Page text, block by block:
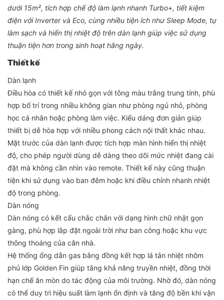
dưới 15m², tích hợp chế độ làm lạnh nhanh Turbo+, tiết kiệm
điện với Inverter và Eco, cùng nhiều tiện ích như Sleep Mode, tự
làm sạch và hiển thị nhiệt độ trên dàn lạnh giúp việc sử dụng
thuận tiện hơn trong sinh hoạt hằng ngày.
Thiết kế
Dàn lạnh
Điều hòa có thiết kế nhỏ gọn với tông màu trắng trung tính, phù
hợp bố trí trong nhiều không gian như phòng ngủ nhỏ, phòng
học cá nhân hoặc phòng làm việc. Kiểu dáng đơn giản giúp
thiết bị dễ hòa hợp với nhiều phong cách nội thất khác nhau.
Mặt trước của dàn lạnh được tích hợp màn hình hiển thị nhiệt
độ, cho phép người dùng dễ dàng theo dõi mức nhiệt đang cài
đặt mà không cần nhìn vào remote. Thiết kế này cũng thuận
tiện khi sử dụng vào ban đêm hoặc khi điều chỉnh nhanh nhiệt
độ trong phòng.
Dàn nóng
Dàn nóng có kết cấu chắc chắn với dạng hình chữ nhật gọn
gàng, phù hợp lắp đặt ngoài trời như ban công hoặc khu vực
thông thoáng của căn nhà.
Hệ thống ống dẫn gas bằng đồng kết hợp lá tản nhiệt nhôm
phủ lớp Golden Fin giúp tăng khả năng truyền nhiệt, đồng thời
hạn chế ăn mòn do tác động của môi trường. Nhờ đó, dàn nóng
có thể duy trì hiệu suất làm lạnh ổn định và tăng độ bền khi vận